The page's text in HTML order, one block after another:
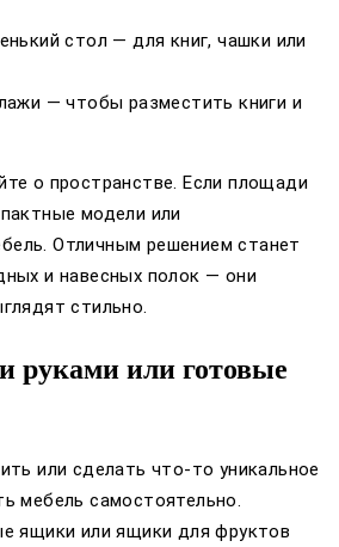
стол — для книг, чашки или
— чтобы разместить книги и
о пространстве. Если площади
модели или
Отличным решением станет
и навесных полок — они
стильно.
руками или готовые
или сделать что-то уникальное
мебель самостоятельно.
ящики или ящики для фруктов